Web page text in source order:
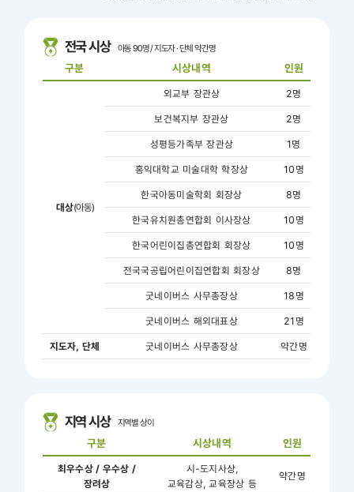
전국 시상 아동 90명 / 지도자 · 단체 약간명
구분 시상내역 인원
대상(아동)
외교부 장관상 2명
보건복지부 장관상 2명
성평등가족부 장관상 1명
홍익대학교 미술대학 학장상 10명
한국아동미술학회 회장상 8명
한국유치원총연합회 이사장상 10명
한국어린이집총연합회 회장상 10명
전국국공립어린이집연합회 회장상 8명
굿네이버스 사무총장상 18명
굿네이버스 해외대표상 21명
지도자, 단체 굿네이버스 사무총장상 약간명
지역 시상 지역별 상이
구분 시상내역 인원
최우수상 / 우수상 /
장려상
시-도지사상,
교육감상, 교육장상 등
약간명